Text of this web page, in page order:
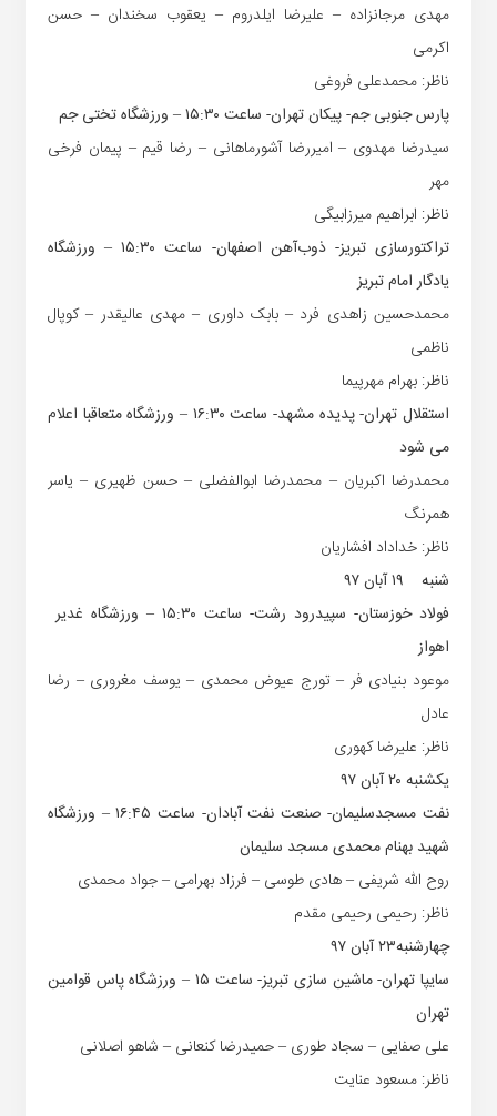
مهدی مرجانزاده – علیرضا ایلدروم – یعقوب سخندان – حسن
اکرمی
ناظر: محمدعلی فروغی
پارس جنوبی جم- پیکان تهران- ساعت ۱۵:۳۰ – ورزشگاه تختی جم
سیدرضا مهدوی – امیررضا آشورماهانی – رضا قیم – پیمان فرخی
مهر
ناظر: ابراهیم میرزابیگی
تراکتورسازی تبریز- ذوب‌آهن ‏اصفهان- ساعت ۱۵:۳۰ – ورزشگاه
یادگار امام تبریز
محمدحسین زاهدی فرد – بابک داوری – مهدی عالیقدر – کوپال
ناظمی
ناظر: بهرام مهرپیما
استقلال تهران- پدیده مشهد- ساعت ۱۶:۳۰ – ورزشگاه متعاقبا اعلام
می شود
محمدرضا اکبریان – محمدرضا ابوالفضلی – حسن ظهیری – یاسر
همرنگ
ناظر: خداداد افشاریان
شنبه ۱۹ آبان ۹۷‏
فولاد خوزستان- سپیدرود رشت- ساعت ۱۵:۳۰ – ورزشگاه غدیر ‏
اهواز
موعود بنیادی فر – تورج عیوض محمدی – یوسف مغروری – رضا
عادل
ناظر: علیرضا کهوری
یکشنبه ۲۰ آبان ۹۷‏
نفت مسجدسلیمان- صنعت نفت ‏آبادان- ساعت ۱۶:۴۵ – ورزشگاه
شهید بهنام ‏محمدی مسجد سلیمان
روح الله شریفی – هادی طوسی – فرزاد بهرامی – جواد محمدی
ناظر: رحیمی رحیمی مقدم
چهارشنبه۲۳ آبان ۹۷‏
سایپا تهران- ماشین سازی تبریز- ساعت ۱۵ – ورزشگاه پاس قوامین
تهران
علی صفایی – سجاد طوری – حمیدرضا کنعانی – شاهو اصلانی
ناظر: مسعود عنایت